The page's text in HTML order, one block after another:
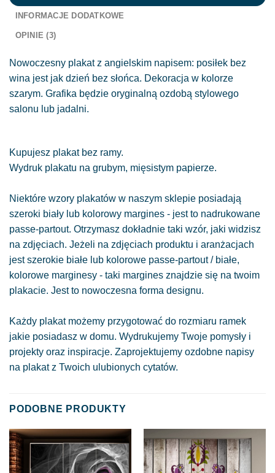
INFORMACJE DODATKOWE
OPINIE (3)
Nowoczesny plakat z angielskim napisem: posiłek bez
wina jest jak dzień bez słońca. Dekoracja w kolorze
szarym. Grafika będzie oryginalną ozdobą stylowego
salonu lub jadalni.
Kupujesz plakat bez ramy.
Wydruk plakatu na grubym, mięsistym papierze.
Niektóre wzory plakatów w naszym sklepie posiadają
szeroki biały lub kolorowy margines - jest to nadrukowane
passe-partout. Otrzymasz dokładnie taki wzór, jaki widzisz
na zdjęciach. Jeżeli na zdjęciach produktu i aranżacjach
jest szerokie białe lub kolorowe passe-partout / białe,
kolorowe marginesy - taki margines znajdzie się na twoim
plakacie. Jest to nowoczesna forma designu.
Każdy plakat możemy przygotować do rozmiaru ramek
jakie posiadasz w domu. Wydrukujemy Twoje pomysły i
projekty oraz inspiracje. Zaprojektujemy ozdobne napisy
na plakat z Twoich ulubionych cytatów.
PODOBNE PRODUKTY